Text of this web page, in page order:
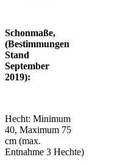
Schonmaße,
(Bestimmungen
Stand
September
2019):
Hecht: Minimum
40, Maximum 75
cm (max.
Entnahme 3 Hechte)